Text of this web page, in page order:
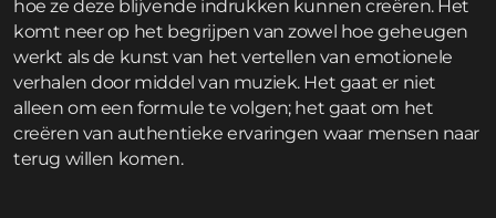
hoe ze deze blijvende indrukken kunnen creëren. Het
komt neer op het begrijpen van zowel hoe geheugen
werkt als de kunst van het vertellen van emotionele
verhalen door middel van muziek. Het gaat er niet
alleen om een formule te volgen; het gaat om het
creëren van authentieke ervaringen waar mensen naar
terug willen komen.